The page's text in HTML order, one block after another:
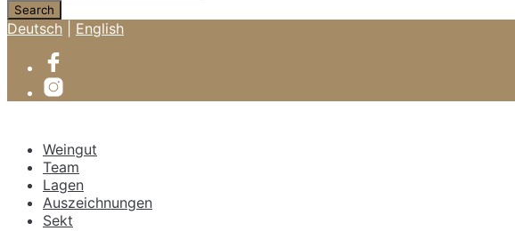
Deutsch English
Weingut
Team
Lagen
Auszeichnungen
Sekt